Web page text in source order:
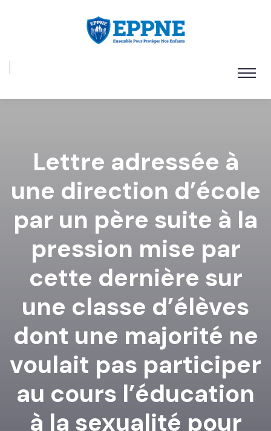
Lettre adressée à
une direction d’école
par un père suite à la
pression mise par
cette dernière sur
une classe d’élèves
dont une majorité ne
voulait pas participer
au cours l’éducation
à la sexualité pour